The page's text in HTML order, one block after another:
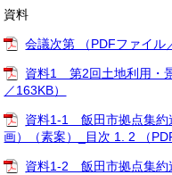
資料
会議次第 （PDFファイル
資料1 第2回土地利用・
／163KB）
資料1-1 飯田市拠点集約
画）（素案）_目次 1. 2 （
資料1-2 飯田市拠点集約